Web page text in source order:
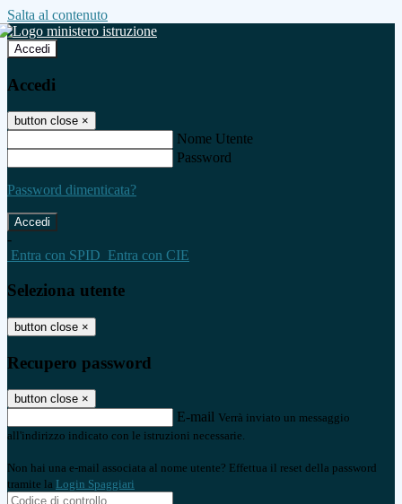
Salta al contenuto
Accedi
Accedi
button close ×
Nome Utente
Password
Password dimenticata?
-
Entra con SPID Entra con CIE
Seleziona utente
button close ×
Recupero password
button close ×
E-mail Verrà inviato un messaggio
all'indirizzo indicato con le istruzioni necessarie.
Non hai una e-mail associata al nome utente? Effettua il reset della password
tramite la Login Spaggiari